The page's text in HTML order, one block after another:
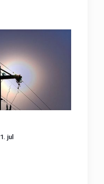
jul